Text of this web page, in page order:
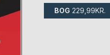
BOG 229,99KR.